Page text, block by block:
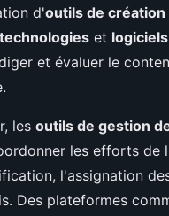
d'outils de création
technologies et logiciels
et évaluer le
les outils de gestion
les efforts de
l'assignation
Des plateformes